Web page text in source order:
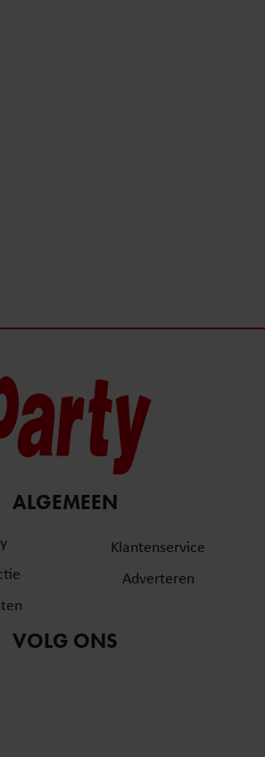
ALGEMEEN
Klantenservice
Adverteren
VOLG ONS